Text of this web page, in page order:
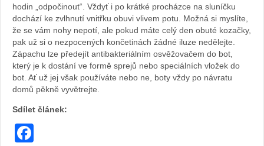
hodin „odpočinout“. Vždyť i po krátké procházce na sluníčku
dochází ke zvlhnutí vnitřku obuvi vlivem potu. Možná si myslíte,
že se vám nohy nepotí, ale pokud máte celý den obuté kozačky,
pak už si o nezpocených končetinách žádné iluze nedělejte.
Zápachu lze předejít antibakteriálním osvěžovačem do bot,
který je k dostání ve formě sprejů nebo speciálních vložek do
bot. Ať už jej však používáte nebo ne, boty vždy po návratu
domů pěkně vyvětrejte.
Sdílet článek: